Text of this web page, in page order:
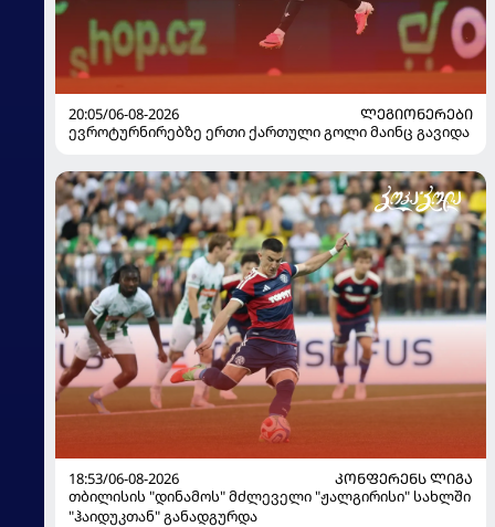
20:05/06-08-2026
ᲚᲔᲒᲘᲝᲜᲔᲠᲔᲑᲘ
ევროტურნირებზე ერთი ქართული გოლი მაინც გავიდა
18:53/06-08-2026
ᲙᲝᲜᲤᲔᲠᲔᲜᲡ ᲚᲘᲒᲐ
თბილისის "დინამოს" მძლეველი "ჟალგირისი" სახლში
"ჰაიდუკთან" განადგურდა